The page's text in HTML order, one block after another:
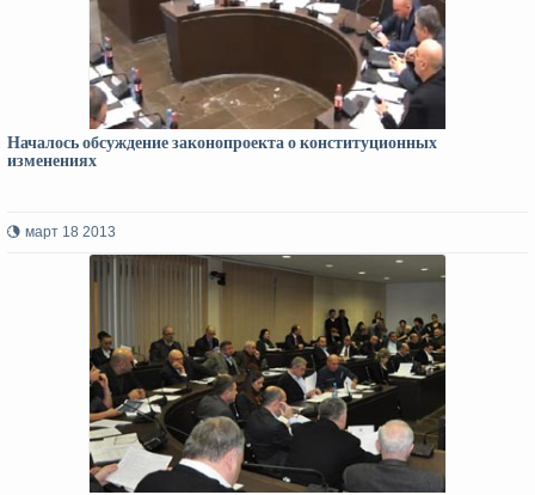
Началось обсуждение законопроекта о конституционных
изменениях
март 18 2013